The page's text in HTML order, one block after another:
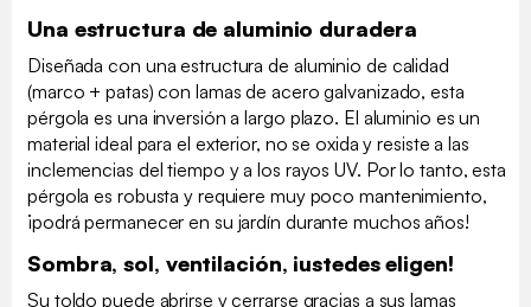
Una estructura de aluminio duradera
Diseñada con una estructura de aluminio de calidad
(marco + patas) con lamas de acero galvanizado, esta
pérgola es una inversión a largo plazo. El aluminio es un
material ideal para el exterior, no se oxida y resiste a las
inclemencias del tiempo y a los rayos UV. Por lo tanto, esta
pérgola es robusta y requiere muy poco mantenimiento,
¡podrá permanecer en su jardín durante muchos años!
Sombra, sol, ventilación, ¡ustedes eligen!
Su toldo puede abrirse y cerrarse gracias a sus lamas